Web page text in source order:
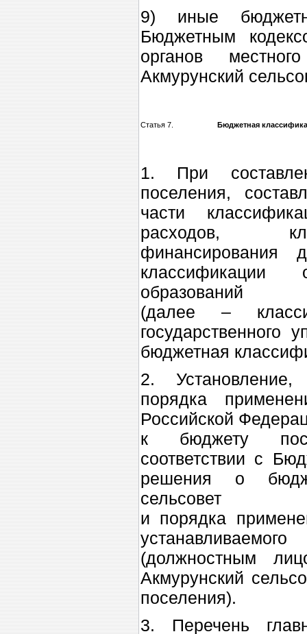
9) иные
Бюджетным
органов
Акмурунский
Статья 7. Бюджетная
1. При
поселения,
части
расходов,
финансирования
классификации
образований
(далее –
государственного
бюджетная
2.
порядка
Российской
к бюджету
соответствии с
решения о
сельсовет
и порядка
(должностным
Акмурунский
поселения).
3. Перечень